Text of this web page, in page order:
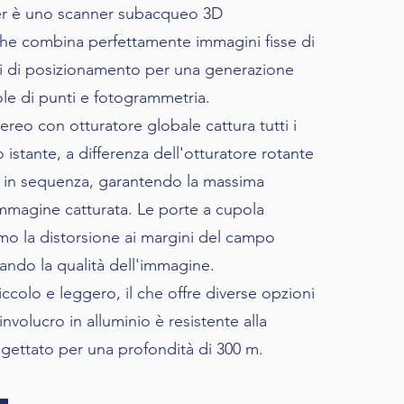
è uno scanner subacqueo 3D
combina perfettamente immagini fisse di
di posizionamento per una generazione
di punti e fotogrammetria.
con otturatore globale cattura tutti i
istante, a differenza dell'otturatore rotante
sequenza, garantendo la massima
catturata. Le porte a cupola
la distorsione ai margini del campo
la qualità dell'immagine.
e leggero, il che offre diverse opzioni
in alluminio è resistente alla
per una profondità di 300 m.